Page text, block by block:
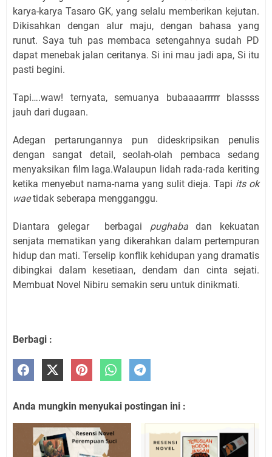
karya-karya Tasaro GK, yang selalu memberikan kejutan.
Dikisahkan dengan alur maju, dengan bahasa yang
runut. Saya tuh pas membaca setengahnya sudah PD
dapat menebak jalan ceritanya. Si ini mau jadi apa, Si itu
pasti begini.
Tapi….waw! ternyata, semuanya bubaaaarrrrr blassss
jauh dari dugaan.
Adegan pertarungannya pun dideskripsikan penulis
dengan sangat detail, seolah-olah pembaca sedang
menyaksikan film laga.Walaupun lidah rada-rada keriting
ketika menyebut nama-nama yang sulit dieja. Tapi its ok
waetidak seberapa mengganggu.
Diantara gelegar berbagai pughabadan kekuatan
senjata mematikan yang dikerahkan dalam pertempuran
hidup dan mati. Terselip konflik kehidupan yang dramatis
dibingkai dalam kesetiaan, dendam dan cinta sejati.
Membuat Novel Nibiru semakin seru untuk dinikmati.
Berbagi :
Anda mungkin menyukai postingan ini :